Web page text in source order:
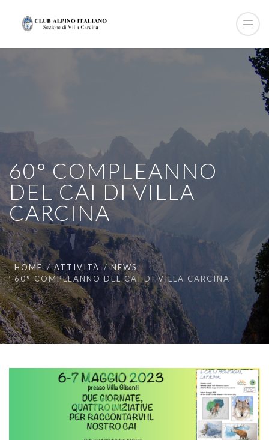
60° COMPLEANNO
DEL CAI DI VILLA
CARCINA
HOME ATTIVITÀ
NEWS
60° COMPLEANNO DEL CAI DI VILLA CARCINA